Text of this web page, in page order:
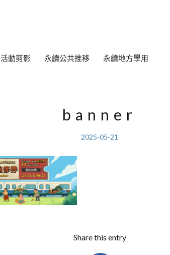
活動剪影 永續公共推移 永續地方學用
banner
2025-05-21
Share this entry